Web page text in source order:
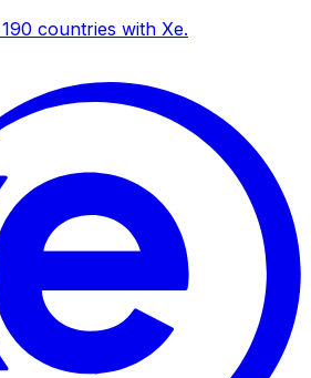
countries with Xe.